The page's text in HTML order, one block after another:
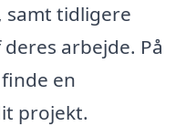
samt tidligere
arbejde. På
en
projekt.